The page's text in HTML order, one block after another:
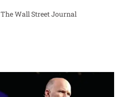
The Wall Street Journal